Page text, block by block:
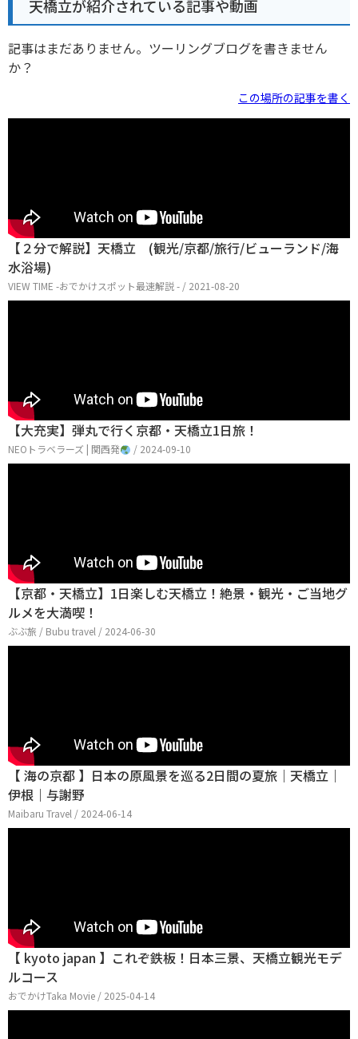
天橋立が紹介されている記事や動画
記事はまだありません。ツーリングブログを書きません
か？
この場所の記事を書く
【２分で解説】天橋立 (観光/京都/旅行/ビューランド/海
水浴場)
VIEW TIME -おでかけスポット最速解説 - / 2021-08-20
【大充実】弾丸で行く京都・天橋立1日旅！
NEOトラベラーズ | 関西発 / 2024-09-10
【京都・天橋立】1日楽しむ天橋立！絶景・観光・ご当地グ
ルメを大満喫！
ぶぶ旅 / Bubu travel / 2024-06-30
【 海の京都 】日本の原風景を巡る2日間の夏旅｜天橋立｜
伊根｜与謝野
Maibaru Travel / 2024-06-14
【 kyoto japan 】これぞ鉄板！日本三景、天橋立観光モデ
ルコース
おでかけTaka Movie / 2025-04-14